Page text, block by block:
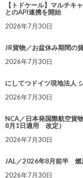
【トドケール】マルチキ
とのAPI連携を開始
2026年7月30日
JR貨物／お盆休み期間の
2026年7月30日
にしてつドイツ現地法人
2026年7月30日
NCA／日本発国際航空貨
8月1日適用 改定）
2026年7月30日
JAL／2026年8月前半 燃
2026年7月30日